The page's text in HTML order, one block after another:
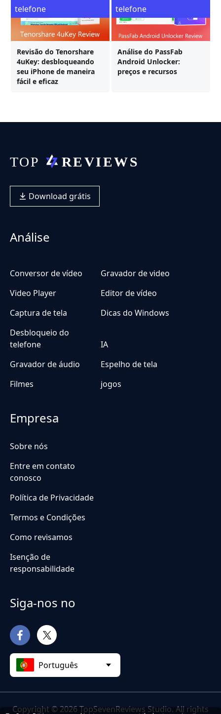
Revisão do Tenorshare
4uKey: desbloqueando
seu iPhone de maneira
fácil e eficaz
telefone
Análise do PassFab
Android Unlocker:
preços e recursos
telefone
Download grátis
Análise
Conversor de vídeo
Gravador de video
Video Player
Editor de vídeo
Captura de tela
Dicas do Windows
Desbloqueio do
telefone
IA
Gravador de áudio
Espelho de tela
Filmes
jogos
Empresa
Sobre nós
Entre em contato
conosco
Política de Privacidade
Termos e Condições
Como revisamos
Isenção de
responsabilidade
Siga-nos no
Português
Copyright © 2026 TopSevenReviews Studio. All rights